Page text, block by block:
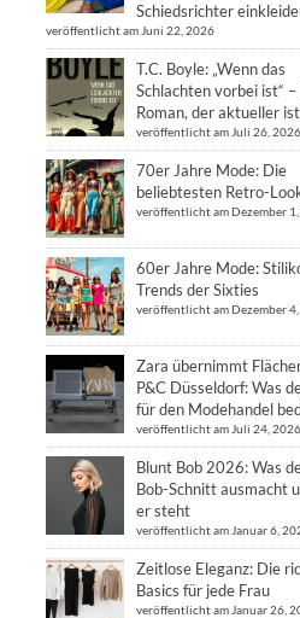
Schiedsrichter
veröffentlicht am Juni 22, 2026
T.C. Boyle: „Wenn das
Schlachten vorbei ist“ –
Roman, der aktueller
veröffentlicht am Juli 26, 2026
70er Jahre Mode: Die
beliebtesten Retro-
veröffentlicht am Dezember
60er Jahre Mode:
Trends der Sixties
veröffentlicht am Dezember
Zara übernimmt
P&C Düsseldorf: Was
für den Modehandel
veröffentlicht am Juli 24, 2026
Blunt Bob 2026: Was
Bob-Schnitt ausmacht
er steht
veröffentlicht am Januar 6,
Zeitlose Eleganz: Die
Basics für jede Frau
veröffentlicht am Januar 26,